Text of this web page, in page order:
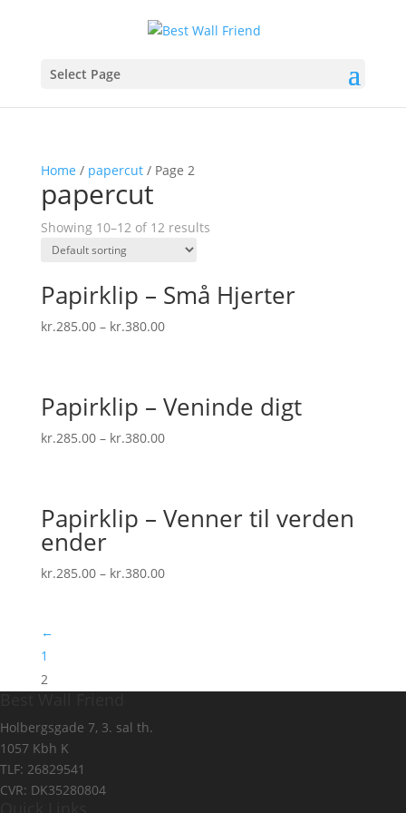
Select Page
Home / papercut/ Page 2
papercut
Showing 10–12 of 12 results
Papirklip – Små Hjerter
kr.285.00– kr.380.00
Papirklip – Veninde digt
kr.285.00– kr.380.00
Papirklip – Venner til verden
ender
kr.285.00– kr.380.00
←
1
2
Holbergsgade 7, 3. sal th.
1057 Kbh K
TLF: 26829541
CVR: DK35280804